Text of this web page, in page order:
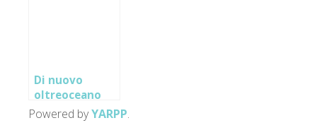
Di nuovo
oltreoceano
con i mirtilli
Powered byYARPP.